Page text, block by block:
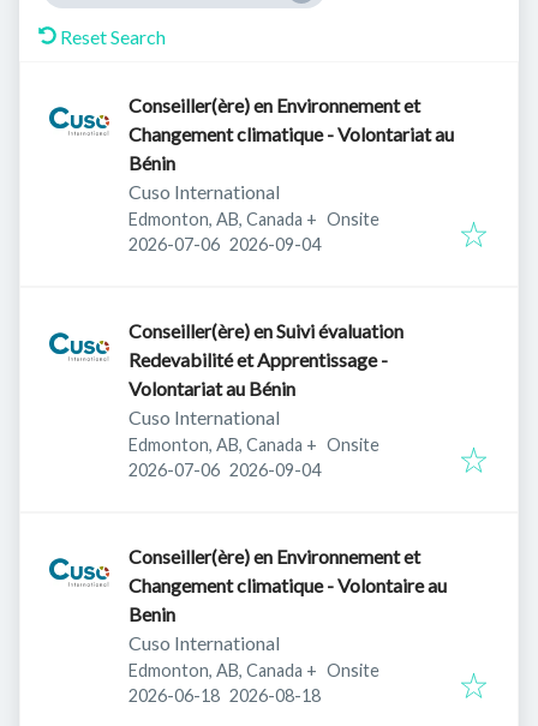
Reset Search
Conseiller(ère) en Environnement et
Changement climatique - Volontariat au
Bénin
Cuso International
Edmonton, AB, Canada + Onsite
Published:
2026-07-06 Expires:
2026-09-04
Conseiller(ère) en Suivi évaluation
Redevabilité et Apprentissage -
Volontariat au Bénin
Cuso International
Edmonton, AB, Canada + Onsite
Published:
2026-07-06 Expires:
2026-09-04
Conseiller(ère) en Environnement et
Changement climatique - Volontaire au
Benin
Cuso International
Edmonton, AB, Canada + Onsite
Published:
2026-06-18 Expires:
2026-08-18